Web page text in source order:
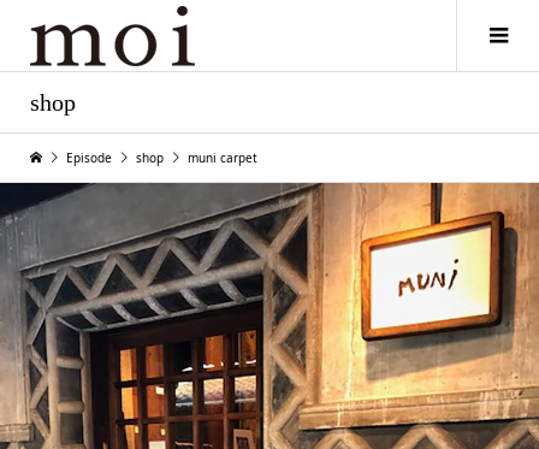
shop
Episode shop muni carpet